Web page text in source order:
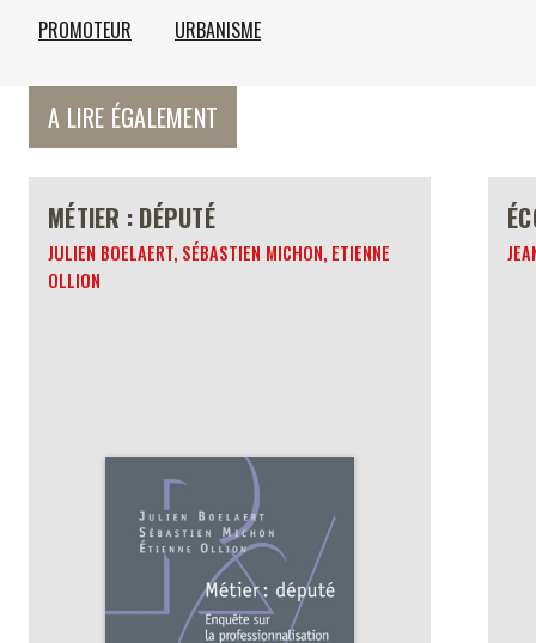
PROMOTEUR URBANISME
A LIRE ÉGALEMENT
MÉTIER : DÉPUTÉ
JULIEN BOELAERT, SÉBASTIEN MICHON, ETIENNE
OLLION